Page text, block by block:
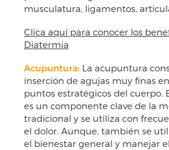
musculatura, ligamentos,
Clica aquí para conocer los
Diatermia
Acupuntura:La acupuntura
inserción de agujas muy finas
puntos estratégicos del cuerpo.
es un componente clave de la
tradicional y se utiliza con
el dolor. Aunque, también se
el bienestar general y manejar